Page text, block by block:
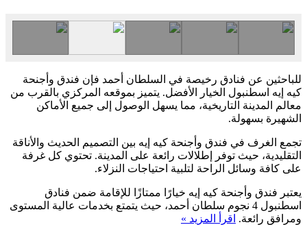
للباحثين عن فنادق رخيصة في السلطان أحمد فإن فندق وأجنحة
كيه إيه اسطنبول الخيار الأفضل. يتميز بموقعه المركزي بالقرب من
معالم المدينة التاريخية، مما يسهل الوصول إلى جميع الأماكن
الشهيرة بسهولة.
تجمع الغرف في فندق وأجنحة كيه إيه بين التصميم الحديث والأناقة
التقليدية، حيث توفر إطلالات رائعة على المدينة. تحتوي كل غرفة
على كافة وسائل الراحة لتلبية احتياجات النزلاء.
يعتبر فندق وأجنحة كيه إيه خيارًا ممتازًا للإقامة ضمن فنادق
اسطنبول 4 نجوم سلطان أحمد، حيث يتمتع بخدمات عالية المستوى
ومرافق رائعة. اقرأ المزيد »